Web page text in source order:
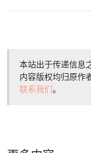
本站出于传递信息
内容版权均归原作
联系我们。